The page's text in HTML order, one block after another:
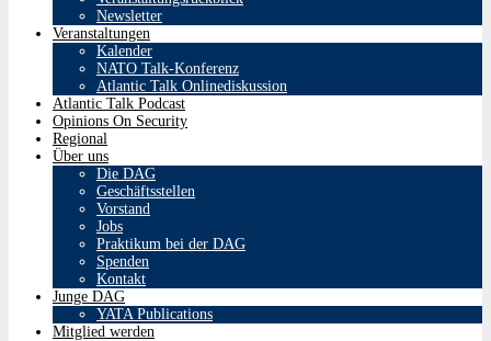
Newsletter
Veranstaltungen
Kalender
NATO Talk-Konferenz
Atlantic Talk Onlinediskussion
Atlantic Talk Podcast
Opinions On Security
Regional
Über uns
Die DAG
Geschäftsstellen
Vorstand
Jobs
Praktikum bei der DAG
Spenden
Kontakt
Junge DAG
YATA Publications
Mitglied werden